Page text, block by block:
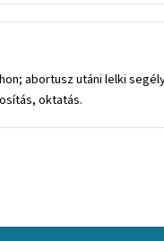
abortusz utáni lelki
oktatás.